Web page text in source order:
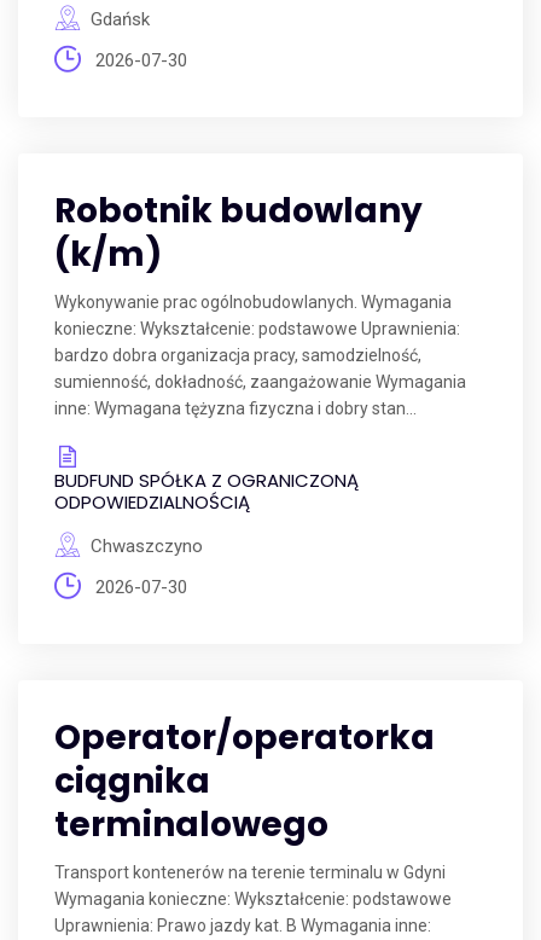
Gdańsk
2026-07-30
Robotnik budowlany
(k/m)
Wykonywanie prac ogólnobudowlanych. Wymagania
konieczne: Wykształcenie: podstawowe Uprawnienia:
bardzo dobra organizacja pracy, samodzielność,
sumienność, dokładność, zaangażowanie Wymagania
inne: Wymagana tężyzna fizyczna i dobry stan...
BUDFUND SPÓŁKA Z OGRANICZONĄ
ODPOWIEDZIALNOŚCIĄ
Chwaszczyno
2026-07-30
Operator/operatorka
ciągnika
terminalowego
Transport kontenerów na terenie terminalu w Gdyni
Wymagania konieczne: Wykształcenie: podstawowe
Uprawnienia: Prawo jazdy kat. B Wymagania inne: